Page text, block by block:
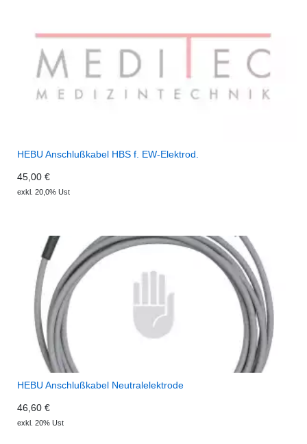
HEBU Anschlußkabel HBS f. EW-Elektrod.
45,00 €
exkl. 20,0% Ust
HEBU Anschlußkabel Neutralelektrode
46,60 €
exkl. 20% Ust